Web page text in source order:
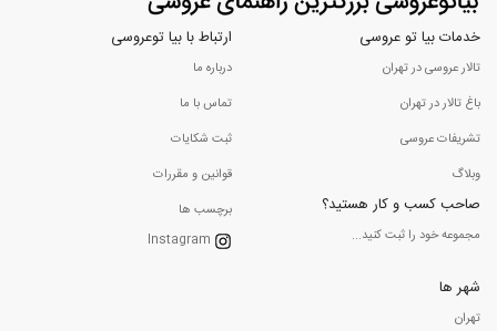
خدمات بیا تو عروسی
تالار عروسی در تهران
باغ تالار در تهران
تشریفات عروسی
وبلاگ
صاحب کسب و کار هستید؟
مجموعه خود را ثبت کنید...
ارتباط با بیا توعروسی
درباره ما
تماس با ما
ثبت شکایات
قوانین و مقررات
برچسب ها
Instagram
شهر ها
تهران